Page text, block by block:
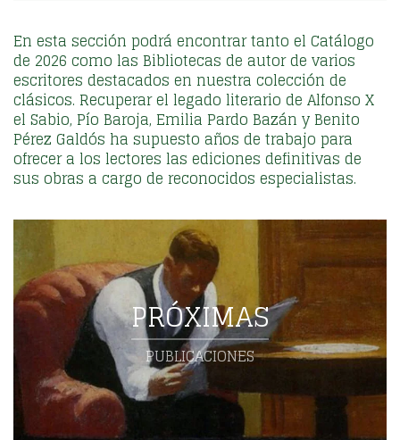
En esta sección podrá encontrar tanto el Catálogo
de 2026 como las Bibliotecas de autor de varios
escritores destacados en nuestra colección de
clásicos. Recuperar el legado literario de Alfonso X
el Sabio, Pío Baroja, Emilia Pardo Bazán y Benito
Pérez Galdós ha supuesto años de trabajo para
ofrecer a los lectores las ediciones definitivas de
sus obras a cargo de reconocidos especialistas.
PRÓXIMAS
PUBLICACIONES